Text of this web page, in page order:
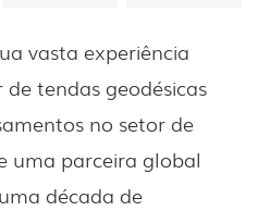
vasta experiência
tendas geodésicas
no setor de
uma parceira global
década de